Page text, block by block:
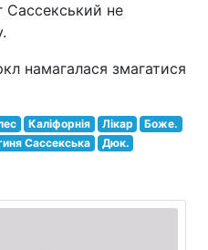
Сассекський не
намагалася змагатися
Каліфорнія Лікар
Боже.
Сассекська Дюк.